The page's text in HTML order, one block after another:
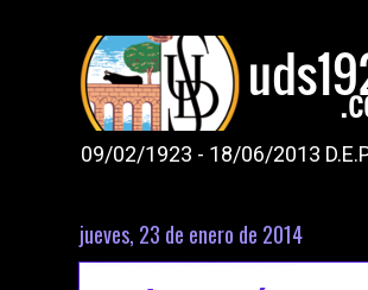
09/02/1923 - 18/06/2013
jueves, 23 de enero de 2014